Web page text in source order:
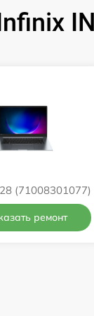
(71008301077)
ремонт